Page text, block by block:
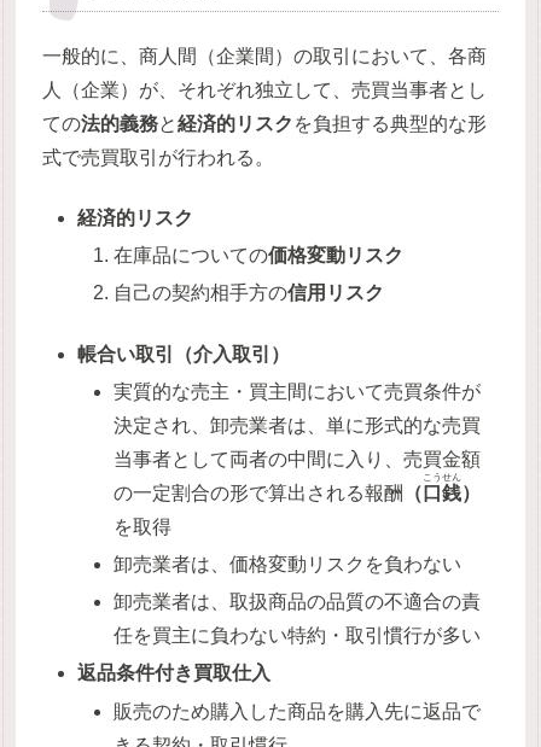
一般的に、商人間（企業間）の取引において、各商
人（企業）が、それぞれ独立して、売買当事者とし
ての法的義務と経済的リスク を負担する典型的な形
式で売買取引が行われる。
経済的リスク
在庫品についての価格変動リスク
自己の契約相手方の信用リスク
帳合い取引（介入取引）
実質的な売主・買主間において売買条件が
決定され、卸売業者は、単に形式的な売買
当事者として両者の中間に入り、売買金額
の一定割合の形で算出される報酬 （ 口銭
こうせん
）
を取得
卸売業者は、価格変動リスクを負わない
卸売業者は、取扱商品の品質の不適合の責
任を買主に負わない特約・取引慣行が多い
返品条件付き買取仕入
販売のため購入した商品を購入先に返品で